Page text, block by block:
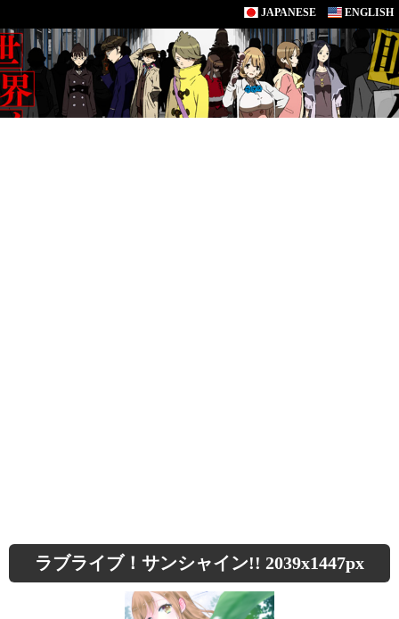
JAPANESE ENGLISH
ラブライブ！サンシャイン!! 2039x1447px